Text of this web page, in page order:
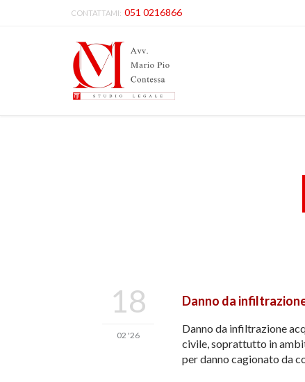
CONTATTAMI: 051 0216866
18
02 '26
Danno da
Danno da infiltrazione
civile, soprattutto in
per danno cagionato da